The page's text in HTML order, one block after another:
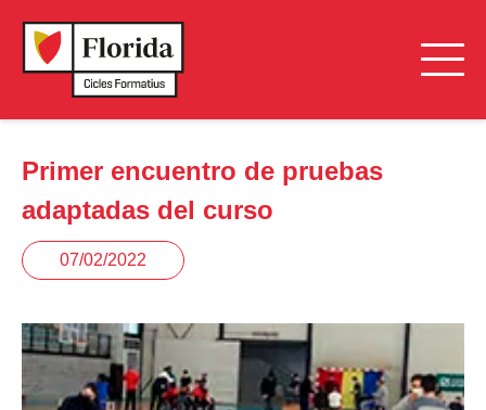
Primer encuentro de pruebas
adaptadas del curso
07/02/2022